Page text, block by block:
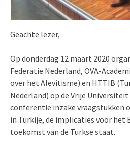
Geachte lezer,
Op donderdag 12 maart 2020
Federatie Nederland, OVA-
over het Alevitisme) en HTTIB
Nederland) op de Vrije
conferentie inzake vraagstukken
in Turkije, de implicaties voor het
toekomst van de Turkse staat.